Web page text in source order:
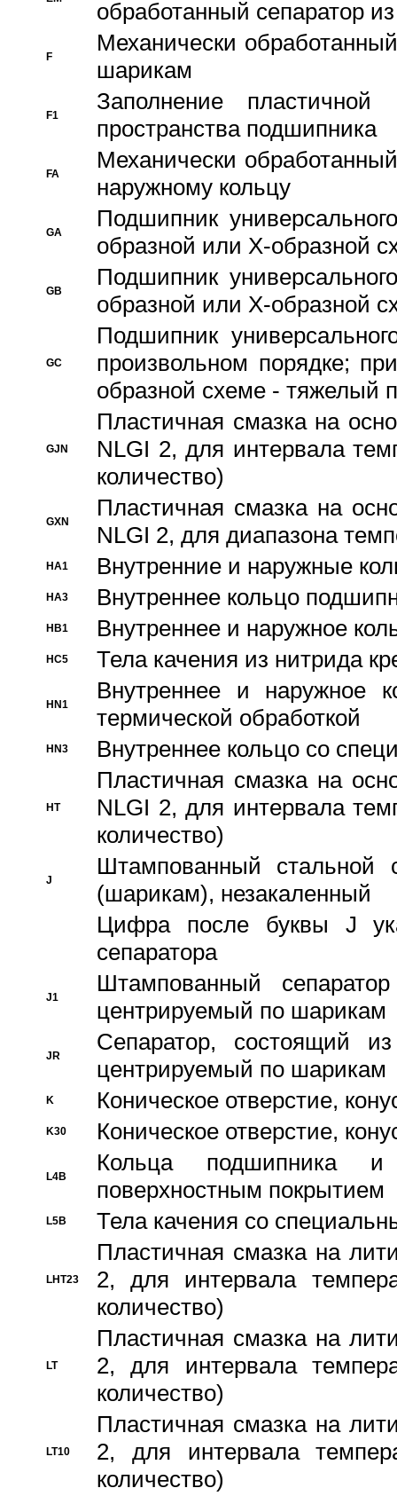
обработанный сепаратор
F
Механически
шарикам
F1
Заполнение
пространства подшипника
FA
Механически
наружному кольцу
GA
Подшипник
образной или Х-образной
GB
Подшипник
образной или Х-образной
GC
Подшипник
произвольном порядке;
образной схеме - тяжелый
GJN
Пластичная смазка на
NLGI 2, для интервала
количество)
GXN
Пластичная смазка на
NLGI 2, для диапазона
HA1 Внутренние и наружные
HA3 Bнутреннее кольцо
HB1 Bнутреннее и наружное
HC5 Тела качения из нитрида
HN1
Bнутреннее и наружное
термической обработкой
HN3 Внутреннее кольцо со
HT
Пластичная смазка на
NLGI 2, для интервала
количество)
J
Штампованный стальной
(шарикам), незакаленный
Цифра после буквы J
сепаратора
J1
Штампованный
центрируемый по шарикам
JR
Сепаратор, состоящий
центрируемый по шарикам
K Коническое отверстие,
K30 Коническое отверстие,
L4B
Кольца подшипника
поверхностным покрытием
L5B Тела качения со
LHT23
Пластичная смазка на
2, для интервала
количество)
LT
Пластичная смазка на
2, для интервала
количество)
LT10
Пластичная смазка на
2, для интервала
количество)